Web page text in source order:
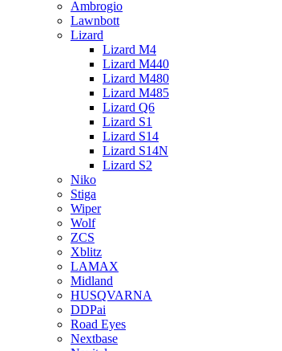
Ambrogio
Lawnbott
Lizard
Lizard M4
Lizard M440
Lizard M480
Lizard M485
Lizard Q6
Lizard S1
Lizard S14
Lizard S14N
Lizard S2
Niko
Stiga
Wiper
Wolf
ZCS
Xblitz
LAMAX
Midland
HUSQVARNA
DDPai
Road Eyes
Nextbase